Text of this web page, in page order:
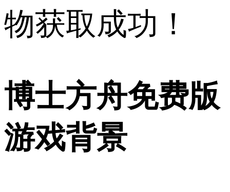
物获取成功！
博士方舟免费版
游戏背景